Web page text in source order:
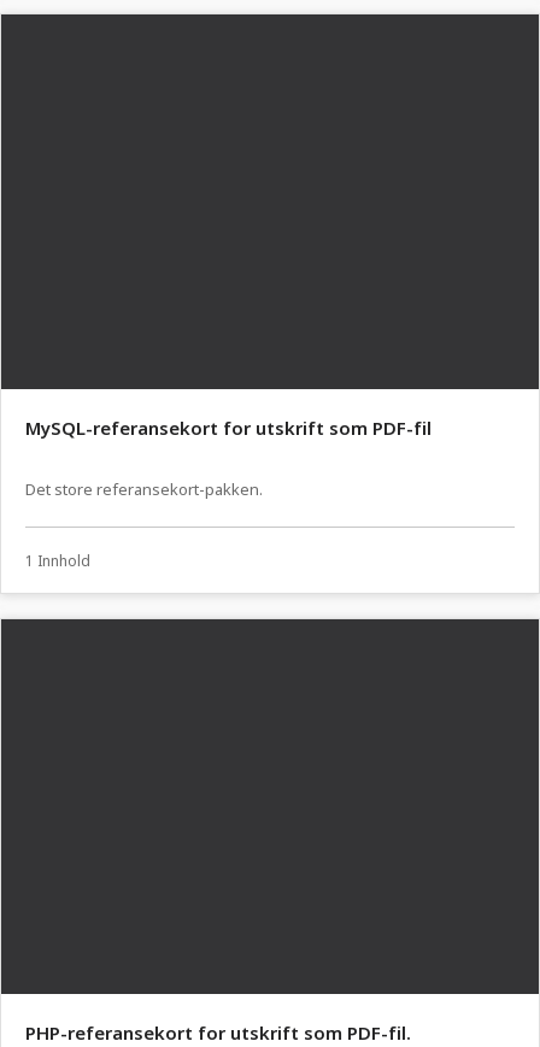
MySQL-referansekort for utskrift som PDF-fil
Det store referansekort-pakken.
1 Innhold
PHP-referansekort for utskrift som PDF-fil.